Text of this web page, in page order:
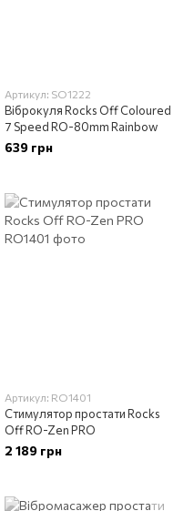
Артикул: SO1222
Віброкуля Rocks Off Coloured
7 Speed ​​RO-80mm Rainbow
639 грн
Артикул: RO1401
Стимулятор простати Rocks
Off RO-Zen PRO
2 189 грн